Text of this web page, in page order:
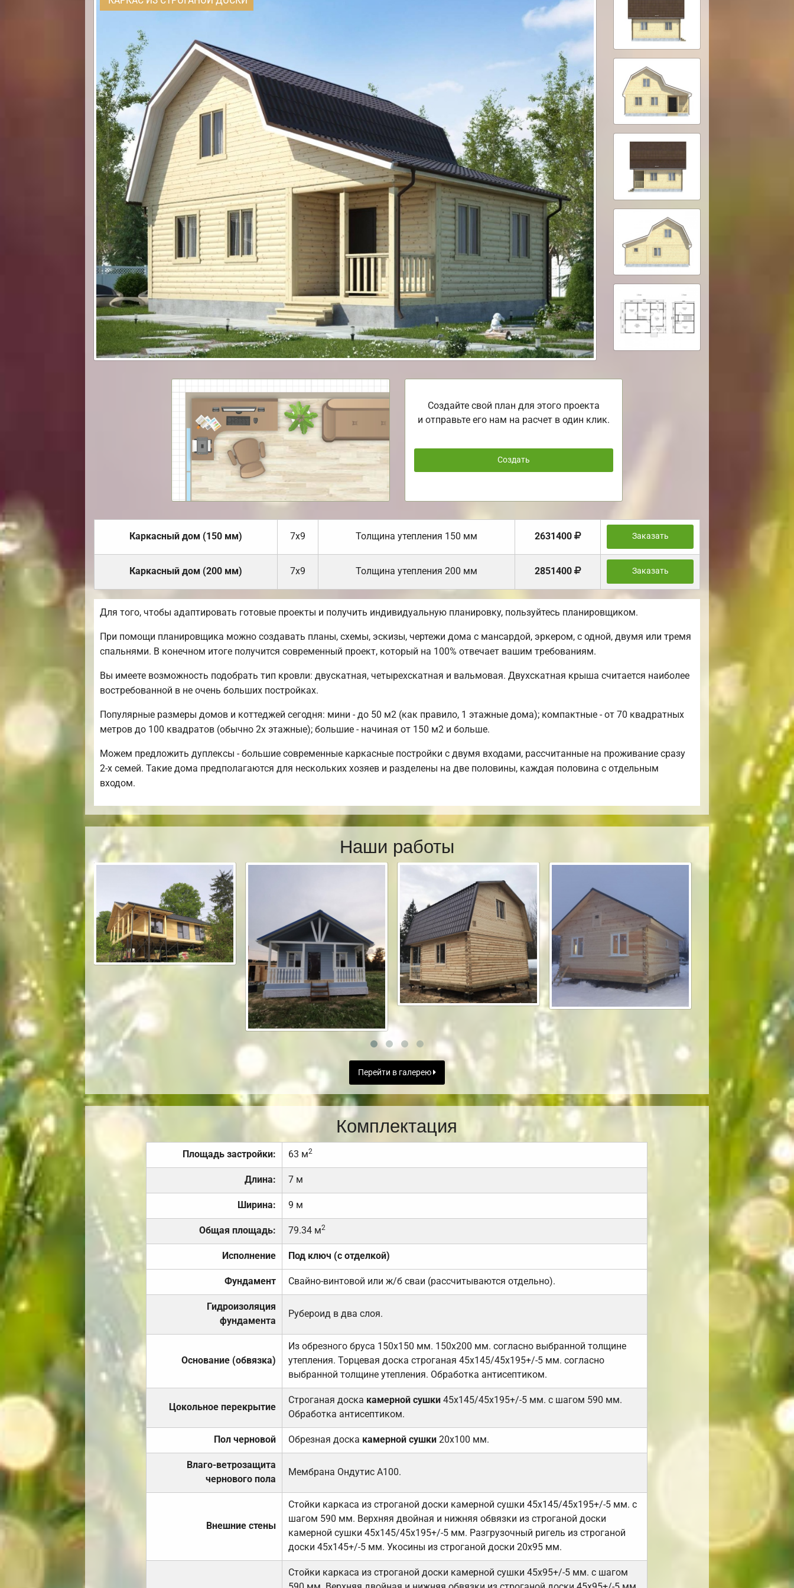
Создайте свой план для этого проекта
и отправьте его нам на расчет в один клик.
Создать
Каркасный дом (150 мм) 7х9 Толщина утепления 150 мм 2631400 Заказать
Каркасный дом (200 мм) 7х9 Толщина утепления 200 мм 2851400 Заказать
Для того, чтобы адаптировать готовые проекты и получить индивидуальную планировку, пользуйтесь планировщиком.
При помощи планировщика можно создавать планы, схемы, эскизы, чертежи дома с мансардой, эркером, с одной, двумя или тремя
спальнями. В конечном итоге получится современный проект, который на 100% отвечает вашим требованиям.
Вы имеете возможность подобрать тип кровли: двускатная, четырехскатная и вальмовая. Двухскатная крыша считается наиболее
востребованной в не очень больших постройках.
Популярные размеры домов и коттеджей сегодня: мини - до 50 м2 (как правило, 1 этажные дома); компактные - от 70 квадратных
метров до 100 квадратов (обычно 2х этажные); большие - начиная от 150 м2 и больше.
Можем предложить дуплексы - большие современные каркасные постройки с двумя входами, рассчитанные на проживание сразу
2-х семей. Такие дома предполагаются для нескольких хозяев и разделены на две половины, каждая половина с отдельным
входом.
Наши работы
Перейти в галерею
Комплектация
Площадь застройки: 63 м2
Длина: 7 м
Ширина: 9 м
Общая площадь: 79.34 м2
Исполнение Под ключ (с отделкой)
Фундамент Свайно-винтовой или ж/б сваи (рассчитываются отдельно).
Гидроизоляция
фундамента
Рубероид в два слоя.
Основание (обвязка)
Из обрезного бруса 150х150 мм. 150х200 мм. согласно выбранной толщине
утепления. Торцевая доска строганая 45х145/45х195+/-5 мм. согласно
выбранной толщине утепления. Обработка антисептиком.
Цокольное перекрытие
Строганая доска камерной сушки 45х145/45х195+/-5 мм. с шагом 590 мм.
Обработка антисептиком.
Пол черновой Обрезная доска камерной сушки20х100 мм.
Влаго-ветрозащита
чернового пола
Мембрана Ондутис А100.
Внешние стены
Стойки каркаса из строганой доски камерной сушки 45х145/45х195+/-5 мм. с
шагом 590 мм. Верхняя двойная и нижняя обвязки из строганой доски
камерной сушки 45х145/45х195+/-5 мм. Разгрузочный ригель из строганой
доски 45х145+/-5 мм. Укосины из строганой доски 20х95 мм.
Стойки каркаса из строганой доски камерной сушки 45х95+/-5 мм. с шагом